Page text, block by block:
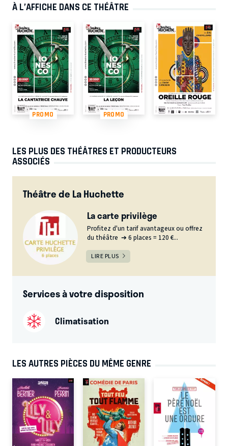
À L’AFFICHE DANS CE THÉÂTRE
PROMO PROMO
LES PLUS DES THÉÂTRES ET PRODUCTEURS
ASSOCIÉS
Théâtre de La Huchette
La carte privilège
Profitez d'un tarif avantageux ou offrez
du théâtre ➔ 6 places = 120 €...
LIRE PLUS
Services à votre disposition
Climatisation
LES AUTRES PIÈCES DU MÊME GENRE